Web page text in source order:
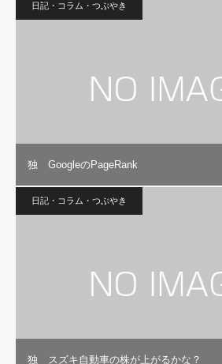
日記・コラム・つぶやき
独 GoogleのPageRank
日記・コラム・つぶやき
独 スズキ自動車の株が上がるかな？